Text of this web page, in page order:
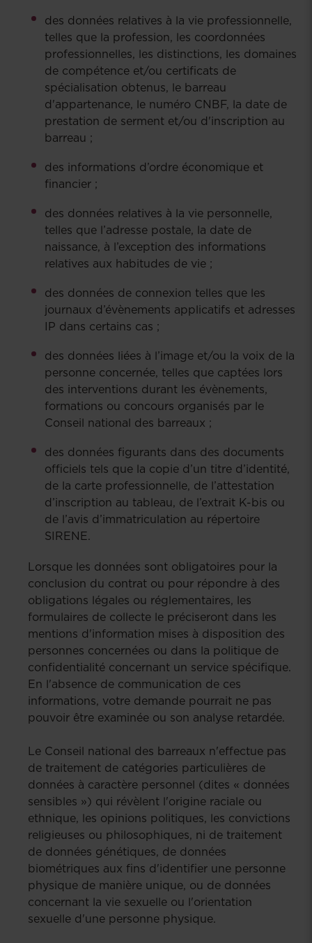
des données relatives à la vie professionnelle,
telles que la profession, les coordonnées
professionnelles, les distinctions, les domaines
de compétence et/ou certificats de
spécialisation obtenus, le barreau
d'appartenance, le numéro CNBF, la date de
prestation de serment et/ou d'inscription au
barreau ;
des informations d’ordre économique et
financier ;
des données relatives à la vie personnelle,
telles que l’adresse postale, la date de
naissance, à l’exception des informations
relatives aux habitudes de vie ;
des données de connexion telles que les
journaux d’évènements applicatifs et adresses
IP dans certains cas ;
des données liées à l’image et/ou la voix de la
personne concernée, telles que captées lors
des interventions durant les évènements,
formations ou concours organisés par le
Conseil national des barreaux ;
des données figurants dans des documents
officiels tels que la copie d’un titre d’identité,
de la carte professionnelle, de l’attestation
d’inscription au tableau, de l’extrait K-bis ou
de l’avis d’immatriculation au répertoire
SIRENE.
Lorsque les données sont obligatoires pour la
conclusion du contrat ou pour répondre à des
obligations légales ou réglementaires, les
formulaires de collecte le préciseront dans les
mentions d'information mises à disposition des
personnes concernées ou dans la politique de
confidentialité concernant un service spécifique.
En l'absence de communication de ces
informations, votre demande pourrait ne pas
pouvoir être examinée ou son analyse retardée.
Le Conseil national des barreaux n'effectue pas
de traitement de catégories particulières de
données à caractère personnel (dites « données
sensibles ») qui révèlent l'origine raciale ou
ethnique, les opinions politiques, les convictions
religieuses ou philosophiques, ni de traitement
de données génétiques, de données
biométriques aux fins d'identifier une personne
physique de manière unique, ou de données
concernant la vie sexuelle ou l'orientation
sexuelle d'une personne physique.